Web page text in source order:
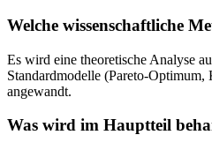
Welche wissenschaftliche
Es wird eine theoretische Analyse
Standardmodelle (Pareto-
angewandt.
Was wird im Hauptteil